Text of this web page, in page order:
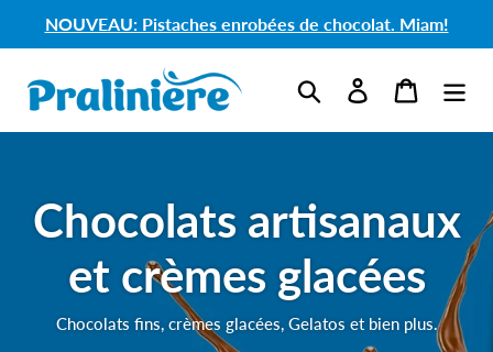
Livraison gratuite au Canada dès 69 $ — Voir détails
Chocolats artisanaux
RechercherSe connecter
Panier
Chocolats artisanaux
et crèmes glacées
Chocolats fins, crèmes glacées, Gelatos et bien plus.